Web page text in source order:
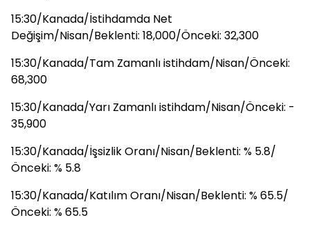
15:30/Kanada/İstihdamda Net
Değişim/Nisan/Beklenti: 18,000/Önceki: 32,300
15:30/Kanada/Tam Zamanlı istihdam/Nisan/Önceki:
68,300
15:30/Kanada/Yarı Zamanlı istihdam/Nisan/Önceki: -
35,900
15:30/Kanada/İşsizlik Oranı/Nisan/Beklenti: % 5.8/
Önceki: % 5.8
15:30/Kanada/Katılım Oranı/Nisan/Beklenti: % 65.5/
Önceki: % 65.5